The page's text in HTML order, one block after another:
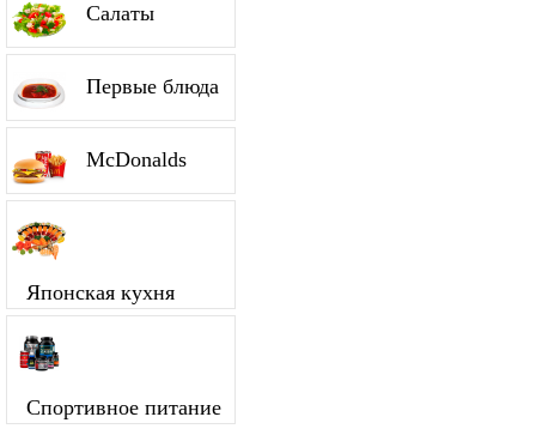
Салаты
Первые блюда
McDonalds
Японская кухня
Спортивное питание